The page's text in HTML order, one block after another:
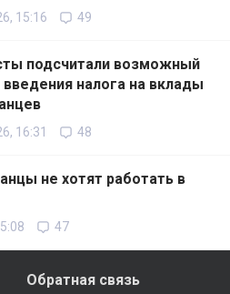
15:16 49
подсчитали возможный
налога на вклады
16:31 48
не хотят работать в
47
Обратная связь